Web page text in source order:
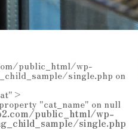
public_html/wp-
single.php on
"cat_name" on null
public_html/wp-
single.php